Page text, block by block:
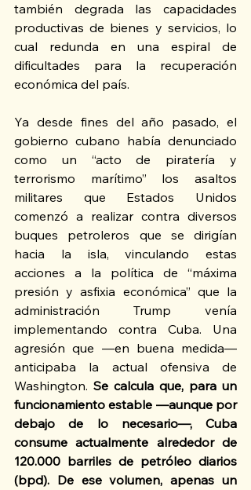
también degrada las capacidades
productivas de bienes y servicios, lo
cual redunda en una espiral de
dificultades para la recuperación
económica del país.
Ya desde fines del año pasado, el
gobierno cubano había denunciado
como un “acto de piratería y
terrorismo marítimo” los asaltos
militares que Estados Unidos
comenzó a realizar contra diversos
buques petroleros que se dirigían
hacia la isla, vinculando estas
acciones a la política de “máxima
presión y asfixia económica” que la
administración Trump venía
implementando contra Cuba. Una
agresión que —en buena medida—
anticipaba la actual ofensiva de
Washington. Se calcula que, para un
funcionamiento estable —aunque por
debajo de lo necesario—, Cuba
consume actualmente alrededor de
120.000 barriles de petróleo diarios
(bpd). De ese volumen, apenas un